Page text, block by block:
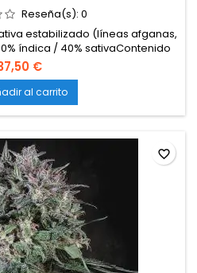
Reseña(s): 0
estabilizado (líneas afganas,
índica / 40% sativaContenido
de floración: 8-9 semanas en
450-500 g/m²Producción en
80-120 cm en interior; hasta
y sabores: Dulces,...
€
al carrito
favorite_border